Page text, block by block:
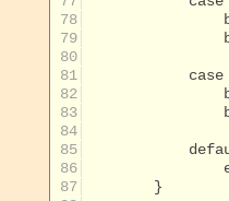
78
79
80
81
82
83
84
85
86
87